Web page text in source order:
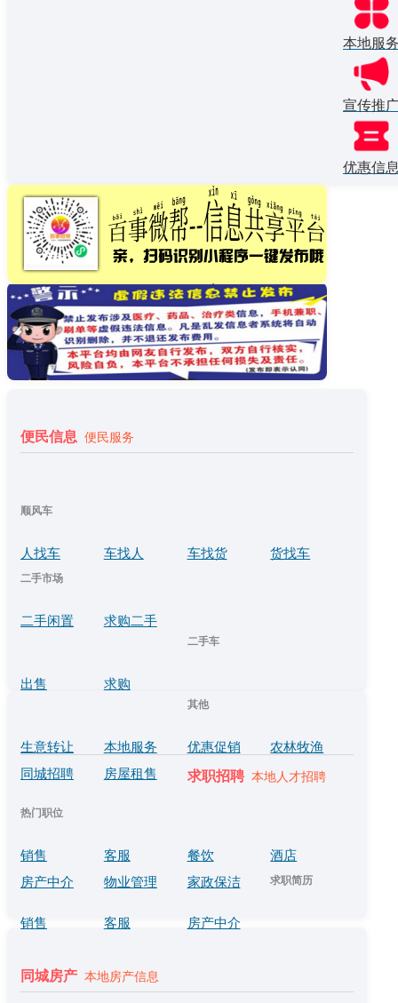
本地服
宣传推
优惠信
便民信息 便民服务
顺风车
人找车 车找人 车找货 货找车
二手市场
二手闲置 求购二手
二手车
出售 求购
其他
生意转让 本地服务 优惠促销
农林牧渔
同城招聘
房屋租售 求职招聘 本地人才招聘
热门职位
销售 客服 餐饮
酒店
房产中介
物业管理 家政保洁 求职简历
销售 客服 房产中介
同城房产 本地房产信息